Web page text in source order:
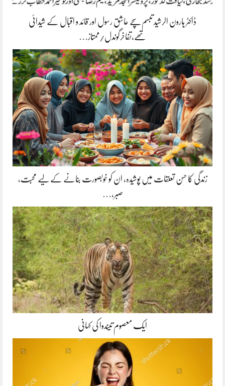
ڈاکٹر ہارون الرشید تبسم سچے عاشق رسول اور قائد و اقبال کے شیدائی
تھے،تفاخرگوندل/ممتاز…
زندگی کا حسن تعلقات میں پوشیدہ, ان کو خوبصورت بنانے کے لیے محبت،
صبر،…
ایک معصوم تیندوا کی کہانی